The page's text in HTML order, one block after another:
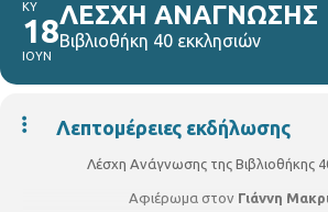
ΚΥ
18
ΙΟΥΝ
ΛΕΣΧΗ ΑΝΑΓΝΩΣΗΣ
Βιβλιοθήκη 40 εκκλησιών
Λεπτομέρειες εκδήλωσης
Λέσχη Ανάγνωσης της Βιβλιοθήκης
Αφιέρωμα στον Γιάννη